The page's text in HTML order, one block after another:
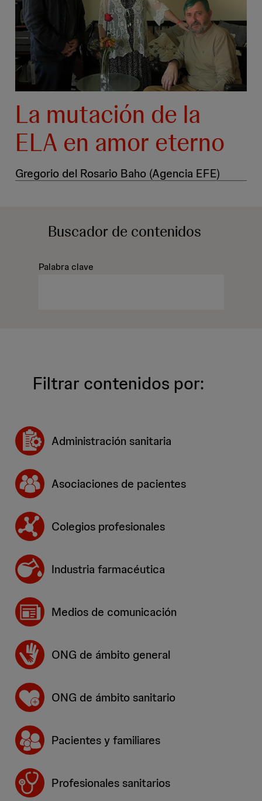
La mutación de la
ELA en amor eterno
Gregorio del Rosario Baho (Agencia EFE)
Palabra clave
Buscadorde contenidos
Filtrar contenidos por:
Administración sanitaria
Asociaciones de pacientes
Colegios profesionales
Industria farmacéutica
Medios de comunicación
ONG de ámbito general
ONG de ámbito sanitario
Pacientes y familiares
Profesionales sanitarios